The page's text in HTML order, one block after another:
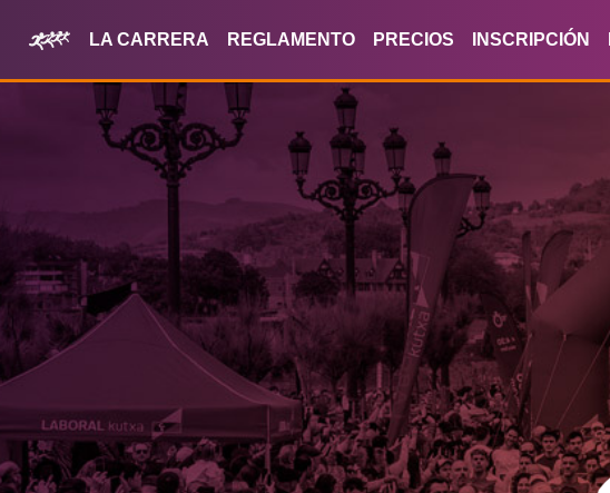
LA CARRERA REGLAMENTO PRECIOS INSCRIPCIÓN